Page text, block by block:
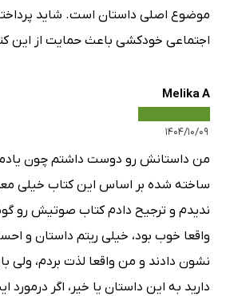
موضوع اصلی داستان است. شاید
اجتماعی خودکشی باعث حمایت از این
Melika A
۱۴۰۴/۱۰/۰۹
من داستانش رو دوست داشتم چون
ساخته شده بر اساس این کتاب خیلی
ندیدم و ترجیح دادم کتاب صوتیش رو
واقعا خوب بود، خیلی ریتم داستان و
نشون دادند و من واقعا لذت بردم، ولی
دارید به این داستان یا خیر، اگر